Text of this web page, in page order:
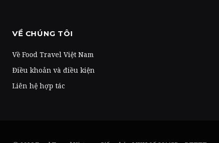
VỀ CHÚNG TÔI
Về Food Travel Việt Nam
Điều khoản và điều kiện
Liên hệ hợp tác